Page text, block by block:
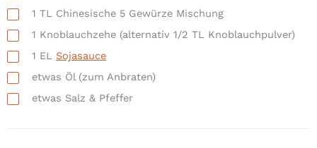
1 TL Chinesische 5 Gewürze Mischung
1 Knoblauchzehe (alternativ 1/2 TL Knoblauchpulver)
1 EL Sojasauce
etwas Öl (zum Anbraten)
etwas Salz & Pfeffer